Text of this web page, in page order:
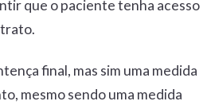
que o paciente tenha acesso
final, mas sim uma medida
mesmo sendo uma medida